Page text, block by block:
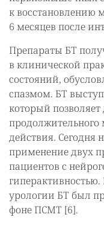
к восстановлению
6 месяцев после
Препараты БТ
в клинической
состояний,
спазмом. БТ
который позволяет
продолжительного
действия. Сегодня
применение двух
пациентов с
урологии БТ был
фоне ПСМТ [6].